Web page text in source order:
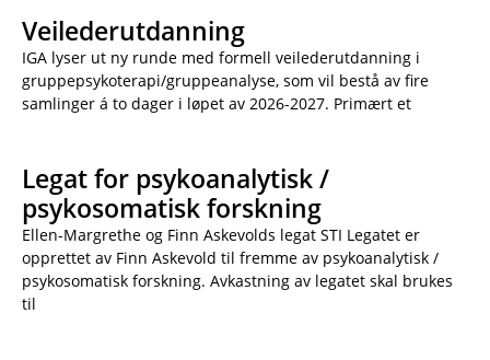
Veilederutdanning
IGA lyser ut ny runde med formell veilederutdanning i
gruppepsykoterapi/gruppeanalyse, som vil bestå av fire
samlinger á to dager i løpet av 2026-2027. Primært et
Legat for psykoanalytisk /
psykosomatisk forskning
Ellen-Margrethe og Finn Askevolds legat STI Legatet er
opprettet av Finn Askevold til fremme av psykoanalytisk /
psykosomatisk forskning. Avkastning av legatet skal brukes
til